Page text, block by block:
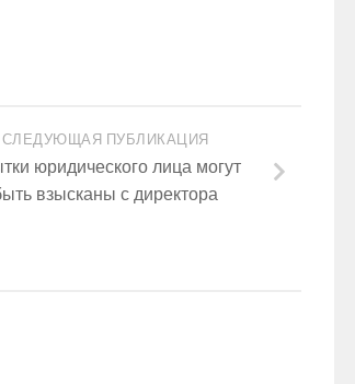
СЛЕДУЮЩАЯ ПУБЛИКАЦИЯ
юридического лица могут
взысканы с директора